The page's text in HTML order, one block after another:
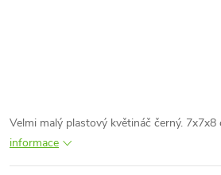
Velmi malý plastový květináč černý. 7x7x8
informace